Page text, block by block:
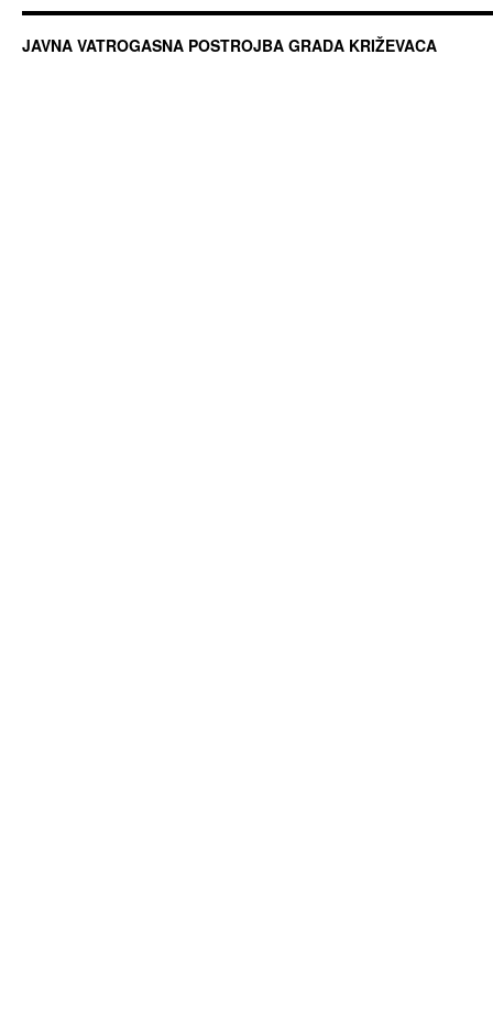
JAVNA VATROGASNA POSTROJBA GRADA KRIŽEVACA